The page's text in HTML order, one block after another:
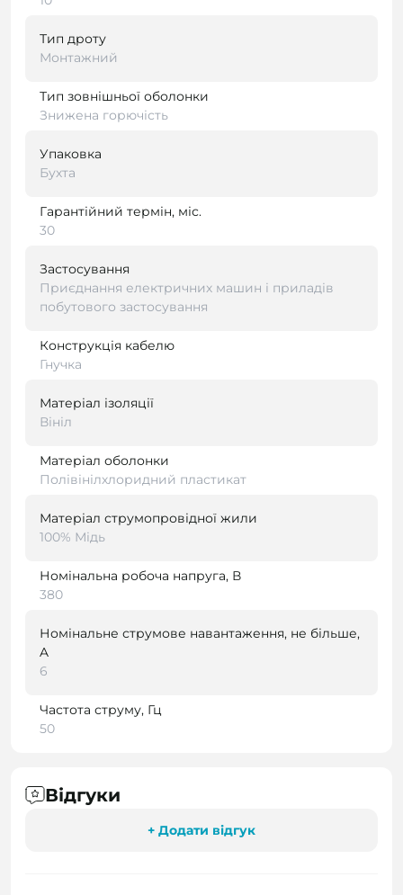
Тип дроту
Монтажний
Тип зовнішньої оболонки
Знижена горючість
Упаковка
Бухта
Гарантійний термін, міс.
30
Застосування
Приєднання електричних машин і приладів
побутового застосування
Конструкція кабелю
Гнучка
Матеріал ізоляції
Вініл
Матеріал оболонки
Полівінілхлоридний пластикат
Матеріал струмопровідної жили
100% Мідь
Номінальна робоча напруга, В
380
Номінальне струмове навантаження, не більше,
A
6
Частота струму, Гц
50
Відгуки
+ Додати відгук